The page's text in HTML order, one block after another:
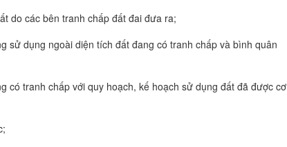
do các bên tranh chấp đất đai đưa ra;
sử dụng ngoài diện tích đất đang có tranh chấp và bình quân
có tranh chấp với quy hoạch, kế hoạch sử dụng đất đã được cơ